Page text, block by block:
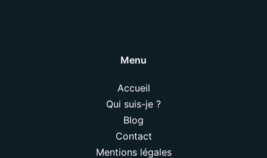
Menu
Accueil
Qui suis-je ?
Blog
Contact
Mentions légales